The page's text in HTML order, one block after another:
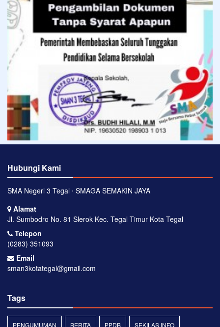
Hubungi Kami
SMA Negeri 3 Tegal ⋅ SMAGA SEMAKIN JAYA
Alamat
Jl. Sumbodro No. 81 Slerok Kec. Tegal Timur Kota Tegal
Telepon
(0283) 351093
Email
sman3kotategal@gmail.com
Tags
PENGUMUMAN BERITA PPDB SEKILAS INFO